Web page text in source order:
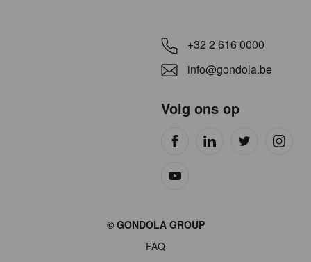
+32 2 616 0000
info@gondola.be
Volg ons op
© GONDOLA GROUP
FAQ